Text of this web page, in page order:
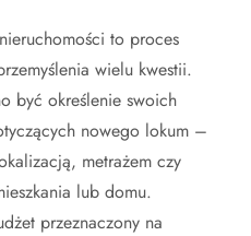
to proces
wielu kwestii.
być określenie swoich
nowego lokum –
metrażem czy
lub domu.
przeznaczony na